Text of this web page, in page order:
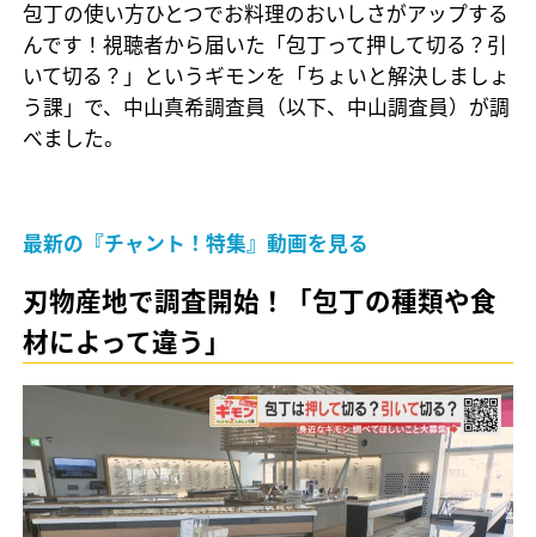
包丁の使い方ひとつでお料理のおいしさがアップする
んです！視聴者から届いた「包丁って押して切る？引
いて切る？」というギモンを「ちょいと解決しましょ
う課」で、中山真希調査員（以下、中山調査員）が調
べました。
最新の『チャント！特集』動画を見る
刃物産地で調査開始！「包丁の種類や食
材によって違う」